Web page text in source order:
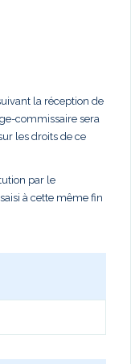
la réception de
commissaire sera
les droits de ce
par le
à cette même fin